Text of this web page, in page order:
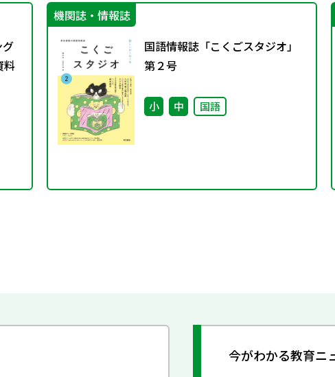
料
機関誌・情報誌
国語情報誌「こくごスタジオ」
第２号
小 中 国語
今がわかる教育ニ